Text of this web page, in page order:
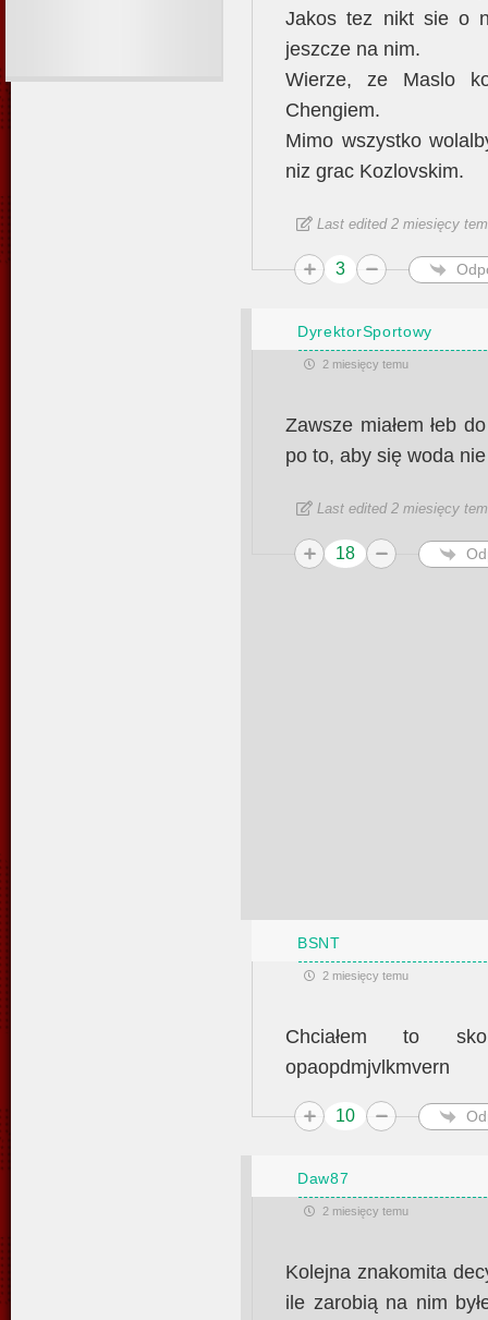
Jakos tez nikt sie o
jeszcze na nim.
Wierze, ze Maslo
Chengiem.
Mimo wszystko
niz grac Kozlovskim.
Last edited 2 miesięcy
3
DyrektorSportowy
2 miesięcy temu
Zawsze miałem łeb
po to, aby się woda
Last edited 2 miesięcy
18
BSNT
2 miesięcy temu
Chciałem to
opaopdmjvlkmvern
10
Daw87
2 miesięcy temu
Kolejna znakomita
ile zarobią na nim